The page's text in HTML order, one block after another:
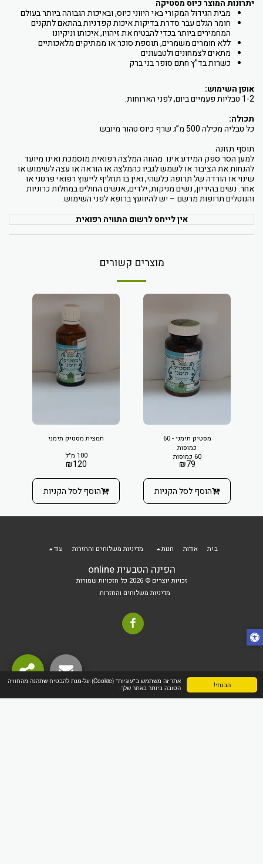
הבנתי!
אתר זה משתמש ב"עוגיות" (Cookie) על-מנת להבטיח שתהנה מהחוויה
הטובה ביותר באתר שלך.
יתרונות המוצר כיוס מסטיקה
מבית הגידול המקורי באי היווני כיוס, ובאיכות הגבוהה ביותר בעולם
חומר הגלם עבר סדרת בדיקות איכות קפדניות בהתאם לתקנים
המחמירים ביותר בכדי להבטיח את זיהויו, איכותו וניקיונו
ללא חומרים משמרים, תוספת סוכר או ממתיקים מלאכותיים
מתאים לצמחונים ולטבעונים
כשרות בד”ץ חתם סופר בני ברק
אופן השימוש:
1-2 טבליות פעמיים ביום, לפני הארוחות.
תכולה:
כל טבליה מכילה 500 מ”ג שרף כיוס טהור מיובש
תוסף תזונה
למען הסר ספק המידע אינו מהווה המלצה רפואית מוסמכת ואינו מיועד
להנחות את הציבור או לשמש לגביו כהמלצה או הוראה או עצה לשימוש או
שינוי או הורדה של תרופה כלשהי, ואין בו תחליף לייעוץ רפואי פרטני או
אחר. נשים בהיריון, נשים מניקות, ילדים, אנשים החולים במחלות כרוניות
והנוטלים תרופות מרשם – יש להיוועץ ברופא לפני השימוש.
אין לייחס לרשום התוויה רפואית
מוצרים קשורים
מסטיק תימני - 60
כמוסות
60 כמוסות
₪79
הוסף לסל הקניות
תמצית מסטיק תימני
100 מ"ל
₪120
הוסף לסל הקניות
הפינה הטבעית online
זכויות יוצרים © 2026 כל הזכויות שמורות
מדיניות משלוחים והחזרות
בית אודות חנות מדיניות משלוחים והחזרות עוד